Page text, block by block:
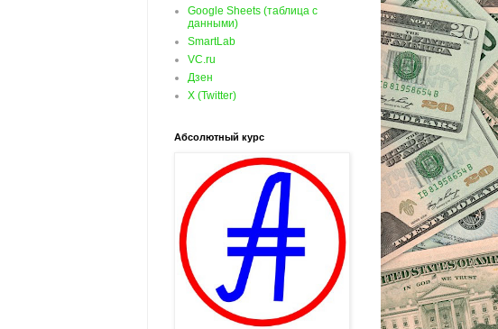
Google Sheets (таблица с
данными)
SmartLab
VC.ru
Дзен
X (Twitter)
Абсолютный курс